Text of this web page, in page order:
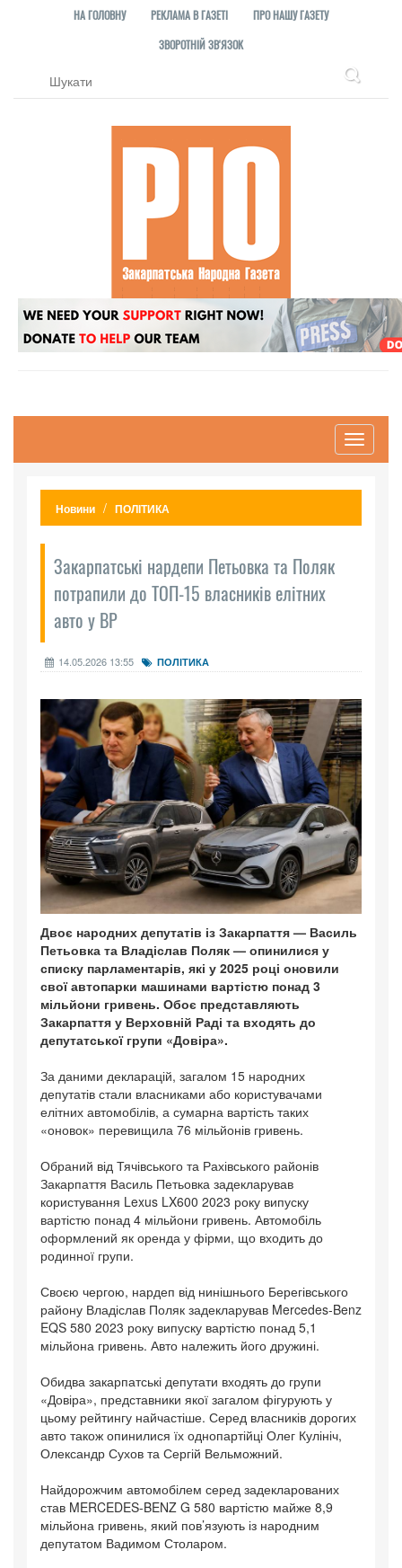
НА ГОЛОВНУ РЕКЛАМА В ГАЗЕТІ
ПРО НАШУ ГАЗЕТУ
ЗВОРОТНІЙ ЗВ'ЯЗОК
Toggle
Новини ПОЛІТИКА
Закарпатські нардепи Петьовка та Поляк
потрапили до ТОП-15 власників елітних
авто у ВР
14.05.2026 13:55 ПОЛІТИКА
Двоє народних депутатів із Закарпаття — Василь
Петьовка та Владіслав Поляк — опинилися у
списку парламентарів, які у 2025 році оновили
свої автопарки машинами вартістю понад 3
мільйони гривень. Обоє представляють
Закарпаття у Верховній Раді та входять до
депутатської групи «Довіра».
За даними декларацій, загалом 15 народних
депутатів стали власниками або користувачами
елітних автомобілів, а сумарна вартість таких
«оновок» перевищила 76 мільйонів гривень.
Обраний від Тячівського та Рахівського районів
Закарпаття Василь Петьовка задекларував
користування Lexus LX600 2023 року випуску
вартістю понад 4 мільйони гривень. Автомобіль
оформлений як оренда у фірми, що входить до
родинної групи.
Своєю чергою, нардеп від нинішнього Берегівського
району Владіслав Поляк задекларував Mercedes-Benz
EQS 580 2023 року випуску вартістю понад 5,1
мільйона гривень. Авто належить його дружині.
Обидва закарпатські депутати входять до групи
«Довіра», представники якої загалом фігурують у
цьому рейтингу найчастіше. Серед власників дорогих
авто також опинилися їх однопартійці Олег Кулініч,
Олександр Сухов та Сергій Вельможний.
Найдорожчим автомобілем серед задекларованих
став MERCEDES-BENZ G 580 вартістю майже 8,9
мільйона гривень, який пов’язують із народним
депутатом Вадимом Столаром.